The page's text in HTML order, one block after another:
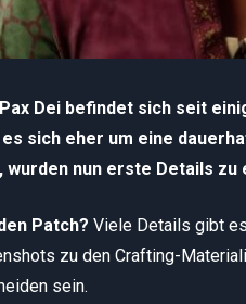
Dei befindet sich seit
sich eher um eine
wurden nun erste Details
Patch? Viele Details gibt
zu den Crafting-
sein.